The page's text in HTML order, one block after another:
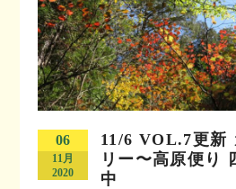
06
11月
2020
11/6 VOL.7更新
リー〜高原便り
中